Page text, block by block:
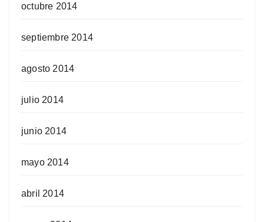
octubre 2014
septiembre 2014
agosto 2014
julio 2014
junio 2014
mayo 2014
abril 2014